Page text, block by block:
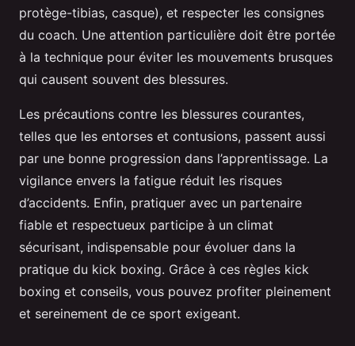
protège-tibias, casque), et respecter les consignes
du coach. Une attention particulière doit être portée
à la technique pour éviter les mouvements brusques
qui causent souvent des blessures.
Les précautions contre les blessures courantes,
telles que les entorses et contusions, passent aussi
par une bonne progression dans l’apprentissage. La
vigilance envers la fatigue réduit les risques
d’accidents. Enfin, pratiquer avec un partenaire
fiable et respectueux participe à un climat
sécurisant, indispensable pour évoluer dans la
pratique du kick boxing. Grâce à ces règles kick
boxing et conseils, vous pouvez profiter pleinement
et sereinement de ce sport exigeant.